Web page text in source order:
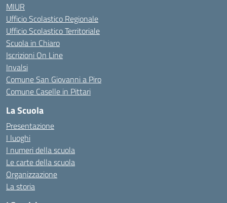
MIUR
Ufficio Scolastico Regionale
Ufficio Scolastico Territoriale
Scuola in Chiaro
Iscrizioni On Line
Invalsi
Comune San Giovanni a Piro
Comune Caselle in Pittari
La Scuola
Presentazione
I luoghi
I numeri della scuola
Le carte della scuola
Organizzazione
La storia